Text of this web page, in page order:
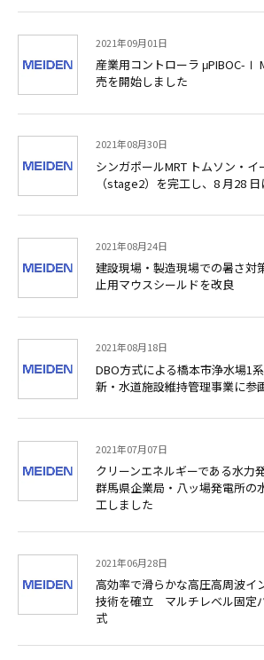
2021年09月01日
産業用コントローラ μPIBOC-Ⅰ
売を開始しました
2021年08月30日
シンガポールMRT トムソン・イ
（stage2）を完工し、8 月28
2021年08月24日
建設現場・製造現場での暑さ
止用マウスシールドを改良
2021年08月18日
DBO方式による橋本市浄水場1
新・水道施設維持管理事業に参
2021年07月07日
クリーンエネルギーである水力
群馬県企業局・八ッ場発電所の
工しました
2021年06月28日
高効率で滑らかな高圧高周波イ
技術を確立 マルチレベル固定
式